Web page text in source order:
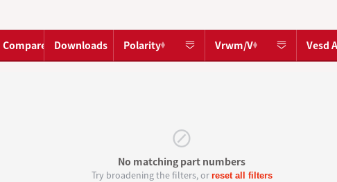
Compare Downloads Polarity Vrwm/V Vesd
⊘
No matching part numbers
Try broadening the filters, or reset all filters